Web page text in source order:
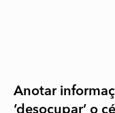
Anotar
‘desocupar’ o